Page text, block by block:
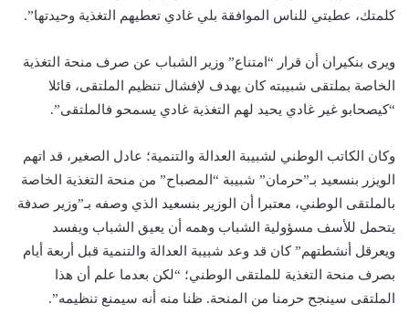
كلمتك، عطيتي للناس الموافقة بلي غادي تعطيهم التغذية وحيدتها”.
ويرى بنكيران أن قرار “امتناع” وزير الشباب عن صرف منحة التغذية
الخاصة بملتقى شبيبته كان يهدف لإفشال تنظيم الملتقى، قائلا
“كيصحابو غير غادي يحيد لهم التغذية غادي يسمحو فالملتقى”.
وكان الكاتب الوطني لشبيبة العدالة والتنمية؛ عادل الصغير، قد اتهم
الويزر بنسعيد بـ”حرمان” شبيبة “المصباح” من منحة التغذية الخاصة
بالملتقى الوطني، معتبرا أن الوزير بنسعيد الذي وصفه بـ”وزير صدفة
يتحمل للأسف مسؤولية الشباب وهمه أن يعيق الشباب ويفسد
ويعرقل أنشطتهم” كان قد وعد شبيبة العدالة والتنمية قبل أربعة أيام
بصرف منحة التغذية للملتقى الوطني؛ “لكن بعدما علم أن هذا
الملتقى سينجح حرمنا من المنحة. ظنا منه أنه سيمنع تنظيمه”.